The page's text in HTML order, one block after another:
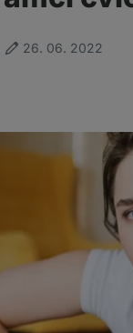
26. 06. 2022